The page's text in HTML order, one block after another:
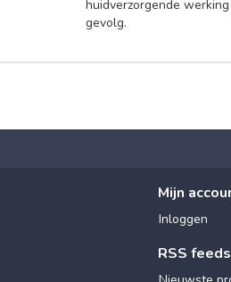
huidverzorgende
gevolg.
Mijn
Inloggen
RSS feeds